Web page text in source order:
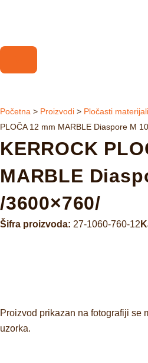
Početna > Proizvodi > Pločasti materijali
PLOČA 12 mm MARBLE Diaspore M
KERROCK
MARBLE
/3600×760/
Šifra proizvoda: 27-1060-760-12
Proizvod prikazan na fotografiji se
uzorka.